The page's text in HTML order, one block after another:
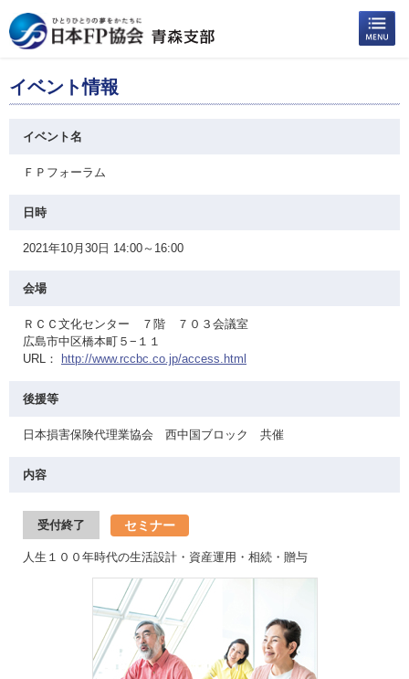
イベント情報
イベント名
ＦＰフォーラム
日時
2021年10月30日 14:00～16:00
会場
ＲＣＣ文化センター ７階 ７０３会議室
広島市中区橋本町５−１１
URL：
http://www.rccbc.co.jp/access.html
後援等
日本損害保険代理業協会 西中国ブロック 共催
内容
受付終了 セミナー
人生１００年時代の生活設計・資産運用・相続・贈与